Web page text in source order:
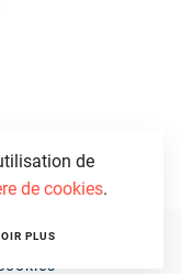
de vie privée
de
de cookies.
PLUS